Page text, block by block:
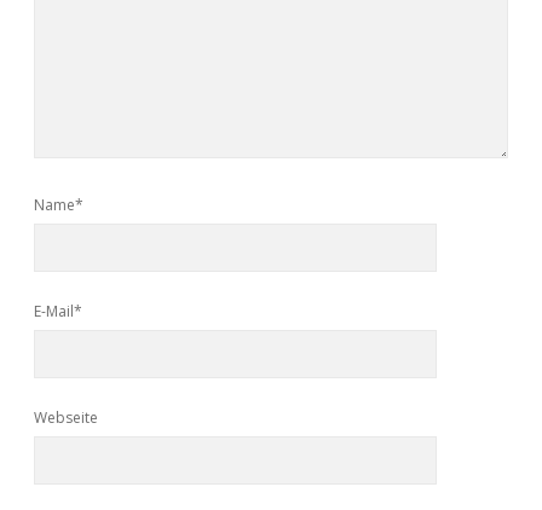
Name*
E-Mail*
Webseite